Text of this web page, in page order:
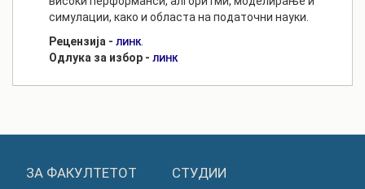
симулации, како и областа на податочни науки.
Рецензија - ЛИНК
Одлука за избор - ЛИНК
ЗА ФАКУЛТЕТОТ СТУДИИ